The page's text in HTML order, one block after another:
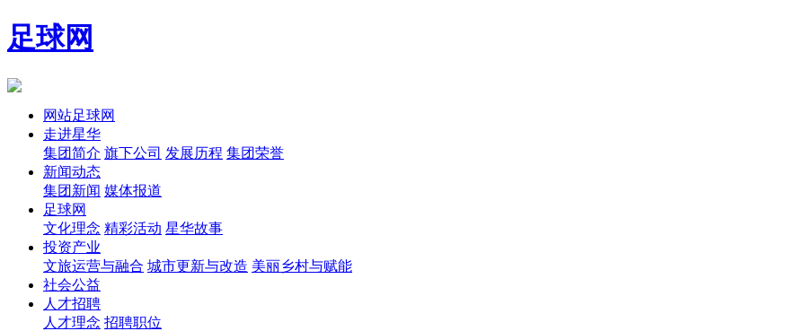
足球网
网站足球网
走进星华
集团简介 旗下公司 发展历程 集团荣誉
新闻动态
集团新闻 媒体报道
足球网
文化理念 精彩活动 星华故事
投资产业
文旅运营与融合 城市更新与改造 美丽乡村与赋能
社会公益
人才招聘
人才理念 招聘职位